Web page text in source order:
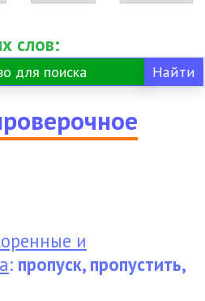
слов:
и
: пропуск, пропустить,